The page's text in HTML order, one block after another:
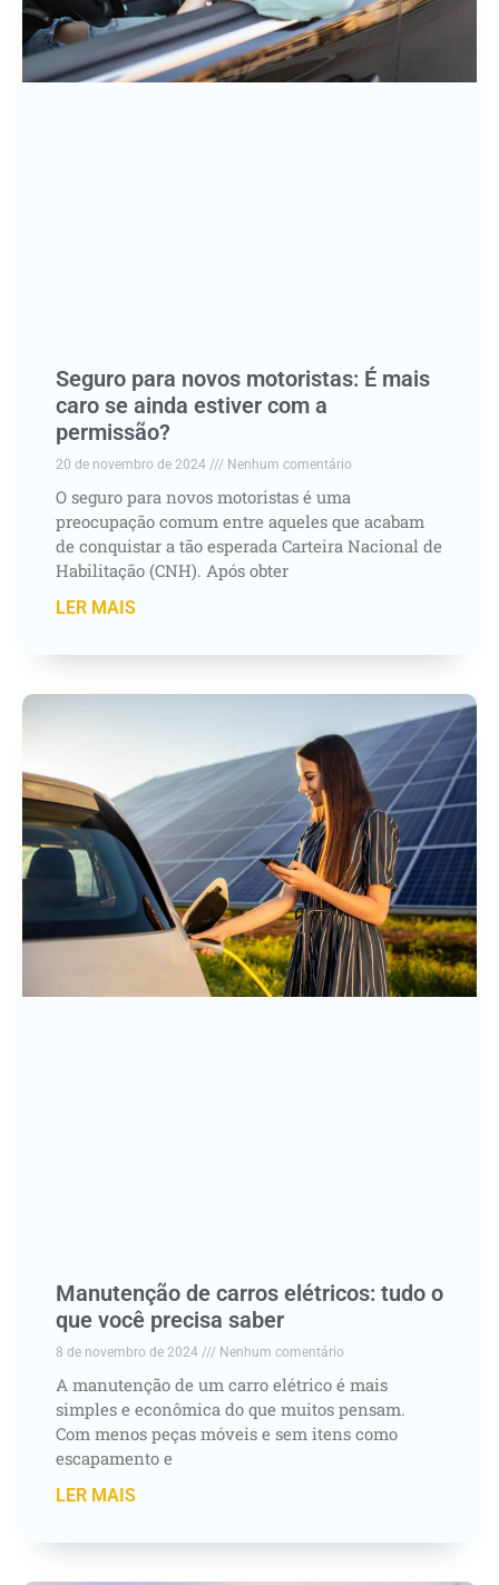
Seguro para novos motoristas: É mais
caro se ainda estiver com a
permissão?
20 de novembro de 2024 Nenhum comentário
O seguro para novos motoristas é uma
preocupação comum entre aqueles que acabam
de conquistar a tão esperada Carteira Nacional de
Habilitação (CNH). Após obter
LER MAIS
Manutenção de carros elétricos: tudo o
que você precisa saber
8 de novembro de 2024 Nenhum comentário
A manutenção de um carro elétrico é mais
simples e econômica do que muitos pensam.
Com menos peças móveis e sem itens como
escapamento e
LER MAIS